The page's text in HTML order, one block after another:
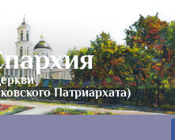
Патриархата)